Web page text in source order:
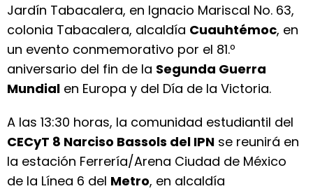
Jardín Tabacalera, en Ignacio Mariscal No. 63,
colonia Tabacalera, alcaldía Cuauhtémoc, en
un evento conmemorativo por el 81.º
aniversario del fin de la Segunda Guerra
Mundial en Europa y del Día de la Victoria.
A las 13:30 horas, la comunidad estudiantil del
CECyT 8 Narciso Bassols del IPN se reunirá en
la estación Ferrería/Arena Ciudad de México
de la Línea 6 del Metro, en alcaldía